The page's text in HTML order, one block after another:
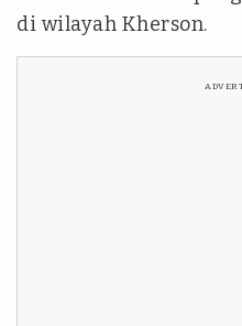
di wilayah Kherson.